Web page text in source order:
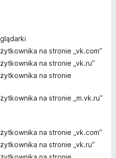
na stronie „vk.com”
na stronie „vk.ru”
na stronie
na stronie „m.vk.ru”
na stronie „vk.com”
na stronie „vk.ru”